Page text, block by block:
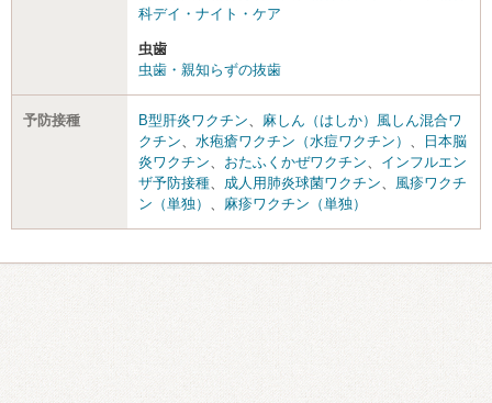
科デイ・ナイト・ケア
虫歯
虫歯・親知らずの抜歯
予防接種 B型肝炎ワクチン
麻しん（はしか）風しん混合ワ
クチン
水疱瘡ワクチン（水痘ワクチン）
日本脳
炎ワクチン
おたふくかぜワクチン
インフルエン
ザ予防接種
成人用肺炎球菌ワクチン
風疹ワクチ
ン（単独）
麻疹ワクチン（単独）